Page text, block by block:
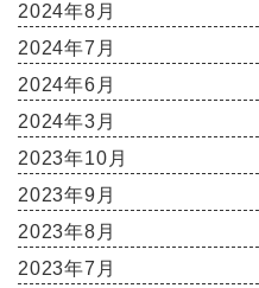
2024年8月
2024年7月
2024年6月
2024年3月
2023年10月
2023年9月
2023年8月
2023年7月